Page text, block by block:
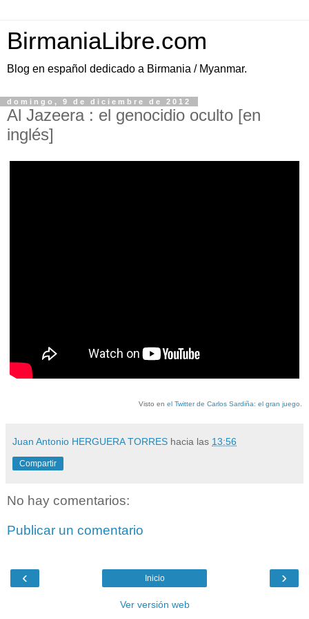
BirmaniaLibre.com
Blog en español dedicado a Birmania / Myanmar.
domingo, 9 de diciembre de 2012
Al Jazeera : el genocidio oculto [en
inglés]
Visto en el Twitter de Carlos Sardiña: el gran juego
Juan Antonio HERGUERA TORRES hacia las 13:56
Compartir
No hay comentarios:
Publicar un comentario
‹ ›
Inicio
Ver versión web